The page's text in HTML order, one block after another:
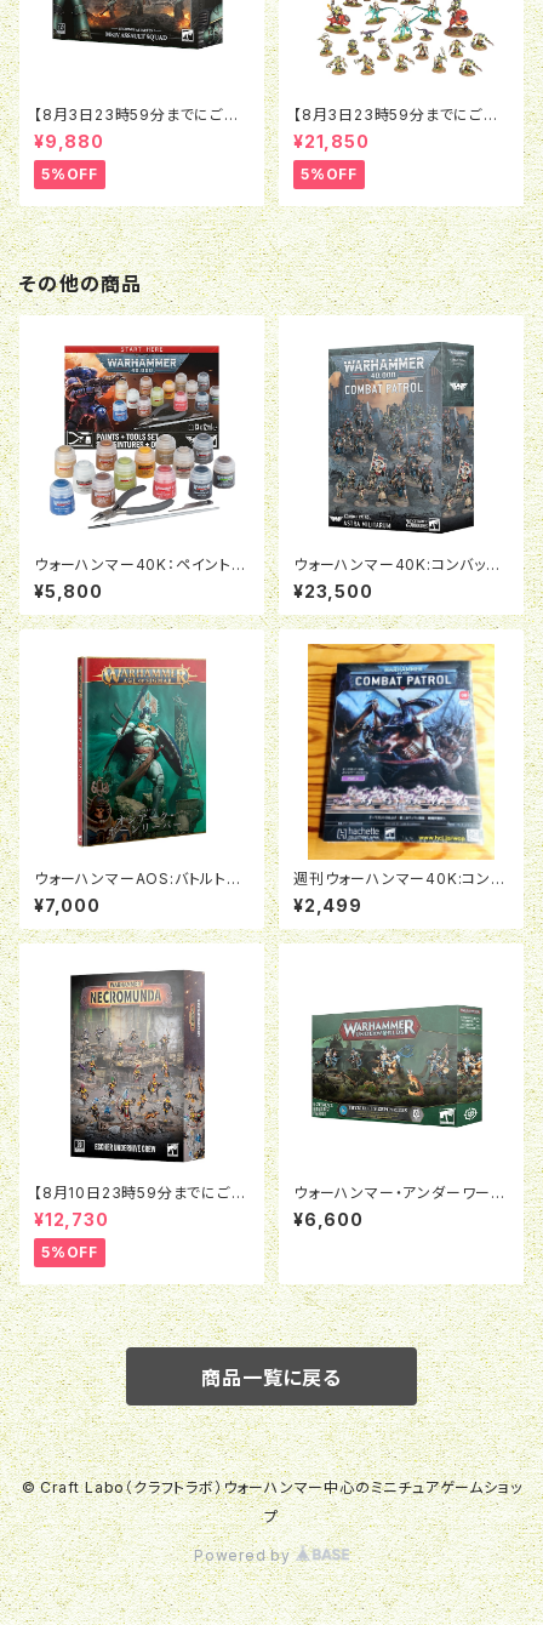
【8月3日23時59分までにご予
約で5％OFF】ホルスヘレシー：
レギオネス・アスタルテス：MkIV
アサルト・スカッド
¥9,880
5%OFF
【8月3日23時59分までにご予
約で5％OFF】ウォーハンマー4
0K：キルチーム：エクソダイト
（日本語版）
¥21,850
5%OFF
その他の商品
ウォーハンマー40K：ペイント＆
ツールセット
¥5,800
ウォーハンマー40K:コンバット
パトロール:アストラ・ミリタルム
¥23,500
ウォーハンマーAOS:バトルトー
ム:オシアーク・ボーンリーパー
（日本語版）
¥7,000
週刊ウォーハンマー40K:コンバ
ットパトロール08号
¥2,499
【8月10日23時59分までにご予
約で5％OFF】ネクロムンダ： エ
ッシャー アンダーハイヴ・クルー
¥12,730
5%OFF
ウォーハンマー・アンダーワール
ド：スリエールの軽風隊
¥6,600
商品一覧に戻る
© Craft Labo（クラフトラボ）ウォーハンマー中心のミニチュアゲームショッ
プ
Powered by